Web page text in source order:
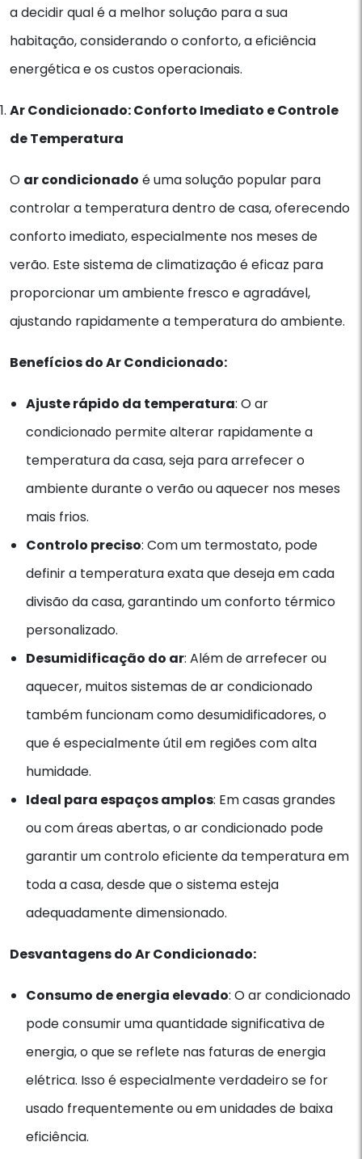
a decidir qual é a melhor solução para a sua
habitação, considerando o conforto, a eficiência
energética e os custos operacionais.
Ar Condicionado: Conforto Imediato e Controle
de Temperatura
O ar condicionado é uma solução popular para
controlar a temperatura dentro de casa, oferecendo
conforto imediato, especialmente nos meses de
verão. Este sistema de climatização é eficaz para
proporcionar um ambiente fresco e agradável,
ajustando rapidamente a temperatura do ambiente.
Benefícios do Ar Condicionado:
Ajuste rápido da temperatura: O ar
condicionado permite alterar rapidamente a
temperatura da casa, seja para arrefecer o
ambiente durante o verão ou aquecer nos meses
mais frios.
Controlo preciso: Com um termostato, pode
definir a temperatura exata que deseja em cada
divisão da casa, garantindo um conforto térmico
personalizado.
Desumidificação do ar: Além de arrefecer ou
aquecer, muitos sistemas de ar condicionado
também funcionam como desumidificadores, o
que é especialmente útil em regiões com alta
humidade.
Ideal para espaços amplos: Em casas grandes
ou com áreas abertas, o ar condicionado pode
garantir um controlo eficiente da temperatura em
toda a casa, desde que o sistema esteja
adequadamente dimensionado.
Desvantagens do Ar Condicionado:
Consumo de energia elevado: O ar condicionado
pode consumir uma quantidade significativa de
energia, o que se reflete nas faturas de energia
elétrica. Isso é especialmente verdadeiro se for
usado frequentemente ou em unidades de baixa
eficiência.